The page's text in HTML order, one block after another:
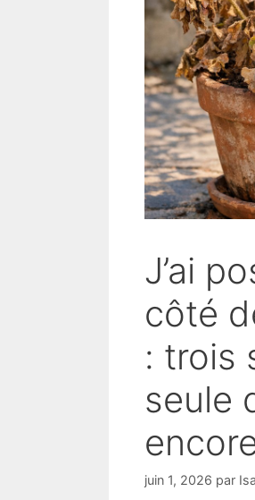
J’ai
côté
: trois
seule
juin 1, 2026 par